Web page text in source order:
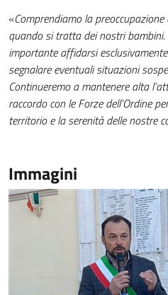
«Comprendiamo la
quando si tratta dei nostri
importante affidarsi
segnalare eventuali situazioni
Continueremo a mantenere alta
raccordo con le Forze dell’Ordine
territorio e la serenità delle nostre
Immagini